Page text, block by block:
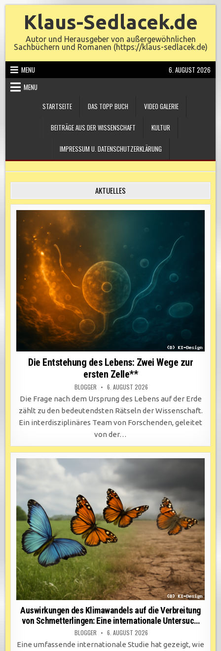
Klaus-Sedlacek.de
Autor und Herausgeber von außergewöhnlichen
Sachbüchern und Romanen (https://klaus-sedlacek.de)
MENU
6. AUGUST 2026
MENU
STARTSEITE
DAS TOPP BUCH VIDEO GALERIE
BEITRÄGE AUS DER WISSENSCHAFT KULTUR
IMPRESSUM U. DATENSCHUTZERKLÄRUNG
AKTUELLES
Die Entstehung des Lebens: Zwei Wege zur
ersten Zelle**
BLOGGER
6. AUGUST 2026
Die Frage nach dem Ursprung des Lebens auf der Erde
zählt zu den bedeutendsten Rätseln der Wissenschaft.
Ein interdisziplinäres Team von Forschenden, geleitet
von der…
Auswirkungen des Klimawandels auf die Verbreitung
von Schmetterlingen: Eine internationale Untersuc…
BLOGGER
6. AUGUST 2026
Eine umfassende internationale Studie hat gezeigt, wie